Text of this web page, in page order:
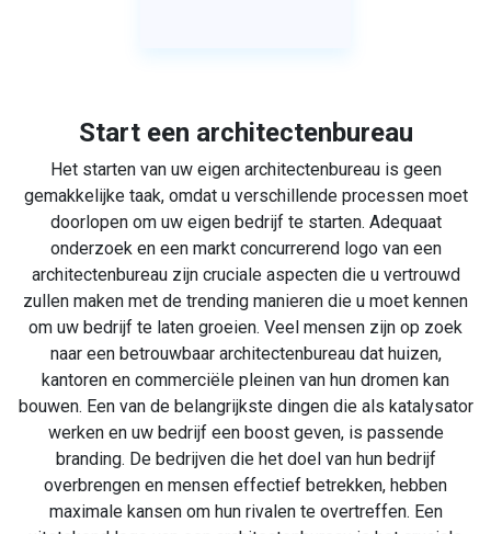
Start een architectenbureau
Het starten van uw eigen architectenbureau is geen
gemakkelijke taak, omdat u verschillende processen moet
doorlopen om uw eigen bedrijf te starten. Adequaat
onderzoek en een markt concurrerend logo van een
architectenbureau zijn cruciale aspecten die u vertrouwd
zullen maken met de trending manieren die u moet kennen
om uw bedrijf te laten groeien. Veel mensen zijn op zoek
naar een betrouwbaar architectenbureau dat huizen,
kantoren en commerciële pleinen van hun dromen kan
bouwen. Een van de belangrijkste dingen die als katalysator
werken en uw bedrijf een boost geven, is passende
branding. De bedrijven die het doel van hun bedrijf
overbrengen en mensen effectief betrekken, hebben
maximale kansen om hun rivalen te overtreffen. Een